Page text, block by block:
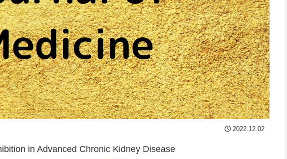
2022.12.02
in Advanced Chronic Kidney Disease